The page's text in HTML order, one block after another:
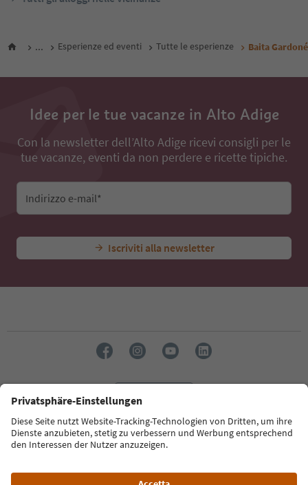
... Esperienze ed eventi Tutte le esperienze Baita
Idee per le tue vacanze in Alto Adige
Con la newsletter dell’Alto Adige ricevi consigli per le
tue vacanze, eventi da non perdere e ricette tipiche.
Indirizzo e-mail*
Iscriviti alla newsletter
Südtirol Guide App